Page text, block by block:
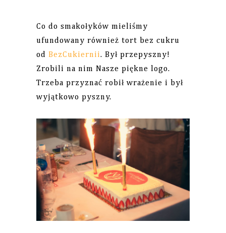
Co do smakołyków mieliśmy
ufundowany również tort bez cukru
od BezCukiernii. Był przepyszny!
Zrobili na nim Nasze piękne logo.
Trzeba przyznać robił wrażenie i był
wyjątkowo pyszny.